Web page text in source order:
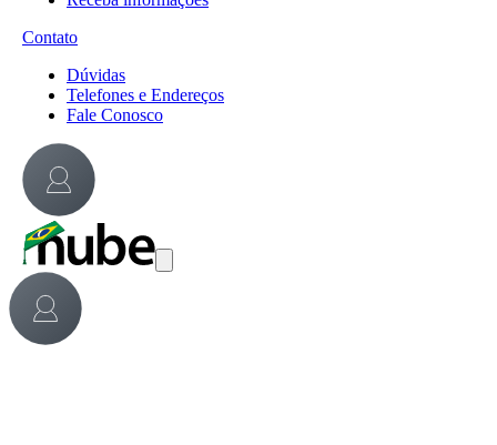
Contato
Dúvidas
Telefones e Endereços
Fale Conosco